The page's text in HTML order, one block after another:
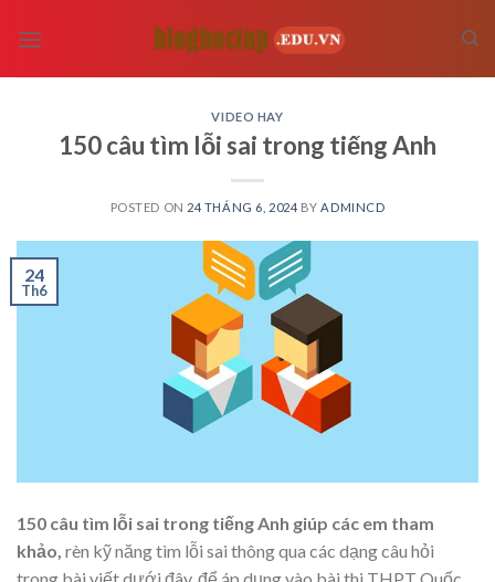
VIDEO HAY
150 câu tìm lỗi sai trong tiếng Anh
POSTED ON 24 THÁNG 6, 2024 BY ADMINCD
24
Th6
150 câu tìm lỗi sai trong tiếng Anh giúp các em tham
khảo, rèn kỹ năng tìm lỗi sai thông qua các dạng câu hỏi